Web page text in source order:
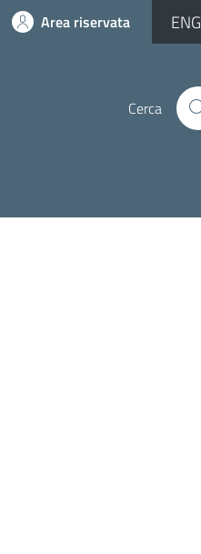
Area riservata ENG
Cerca